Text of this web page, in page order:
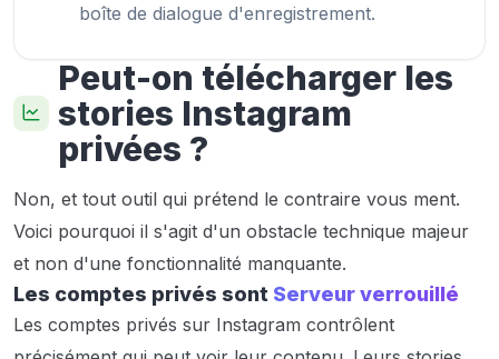
boîte de dialogue d'enregistrement.
Peut-on télécharger les
stories Instagram
privées ?
Non, et tout outil qui prétend le contraire vous ment.
Voici pourquoi il s'agit d'un obstacle technique majeur
et non d'une fonctionnalité manquante.
Les comptes privés sont Serveur verrouillé
Les comptes privés sur Instagram contrôlent